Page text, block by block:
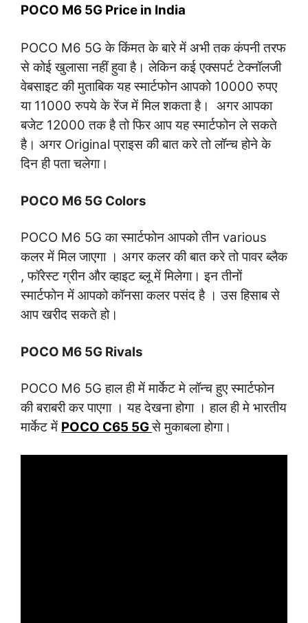
POCO M6 5G Price in India
POCO M6 5G के किंमत के बारे में अभी तक कंपनी तरफ
से कोई खुलासा नहीं हुवा है। लेकिन कई एक्सपर्ट टेक्नॉलजी
वेबसाइट की मुताबिक यह स्मार्टफोन आपको 10000 रुपए
या 11000 रुपये के रेंज में मिल शकता है। अगर आपका
बजेट 12000 तक है तो फिर आप यह स्मार्टफोन ले सकते
है। अगर Original प्राइस की बात करे तो लॉन्च होने के
दिन ही पता चलेगा।
POCO M6 5G Colors
POCO M6 5G का स्मार्टफोन आपको तीन various
कलर में मिल जाएगा । अगर कलर की बात करे तो पावर ब्लैक
, फॉरेस्ट ग्रीन और व्हाइट ब्लू में मिलेगा। इन तीनों
स्मार्टफोन में आपको कॉनसा कलर पसंद है । उस हिसाब से
आप खरीद सकते हो।
POCO M6 5G Rivals
POCO M6 5G हाल ही में मार्केट मे लॉन्च हुए स्मार्टफोन
की बराबरी कर पाएगा । यह देखना होगा । हाल ही मे भारतीय
मार्केट में POCO C65 5Gसे मुकाबला होगा।